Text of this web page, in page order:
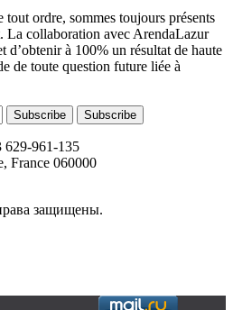
tout ordre, sommes toujours présents
La collaboration avec ArendaLazur
à 100% un résultat de haute
de toute question future liée à
Subscribe Subscribe
629-961-135
France 060000
защищены.